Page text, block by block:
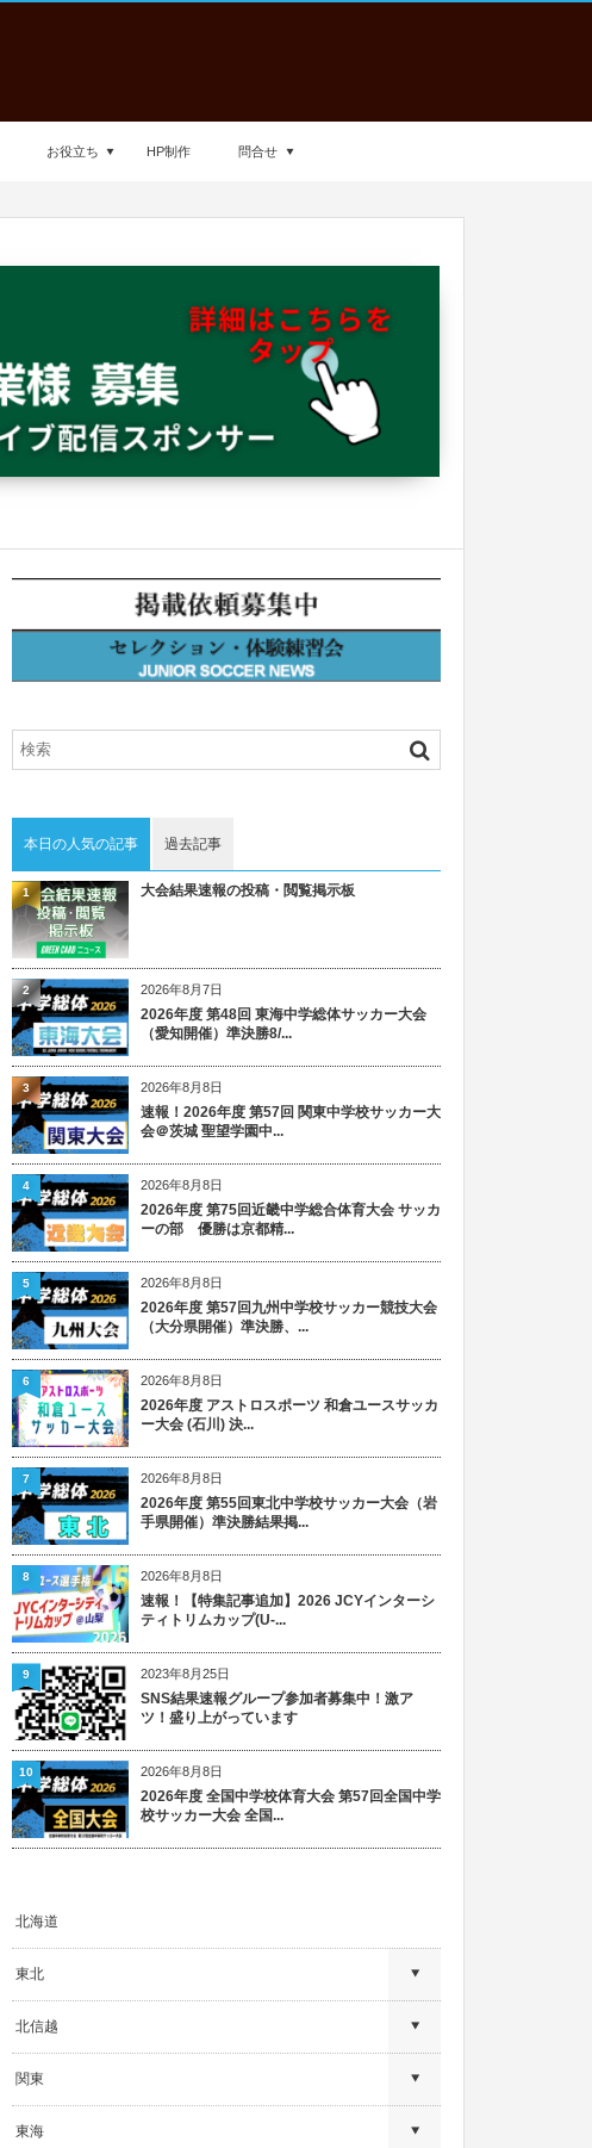
お役立ち HP制作 問合せ
本日の人気の記事 過去記事
大会結果速報の投稿・閲覧掲示板
1
2026年8月7日
2026年度 第48回 東海中学総体サッカー大会
（愛知開催）準決勝8/...
2
2026年8月8日
速報！2026年度 第57回 関東中学校サッカー大
会＠茨城 聖望学園中...
3
2026年8月8日
2026年度 第75回近畿中学総合体育大会 サッカ
ーの部 優勝は京都精...
4
2026年8月8日
2026年度 第57回九州中学校サッカー競技大会
（大分県開催）準決勝、...
5
2026年8月8日
2026年度 アストロスポーツ 和倉ユースサッカ
ー大会 (石川) 決...
6
2026年8月8日
2026年度 第55回東北中学校サッカー大会（岩
手県開催）準決勝結果掲...
7
2026年8月8日
速報！【特集記事追加】2026 JCYインターシ
ティトリムカップ(U-...
8
2023年8月25日
SNS結果速報グループ参加者募集中！激ア
ツ！盛り上がっています
9
2026年8月8日
2026年度 全国中学校体育大会 第57回全国中学
校サッカー大会 全国...
10
北海道
東北
北信越
関東
東海